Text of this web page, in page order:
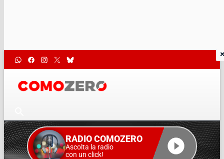
RADIO COMOZERO
Ascolta la radio
con un click!